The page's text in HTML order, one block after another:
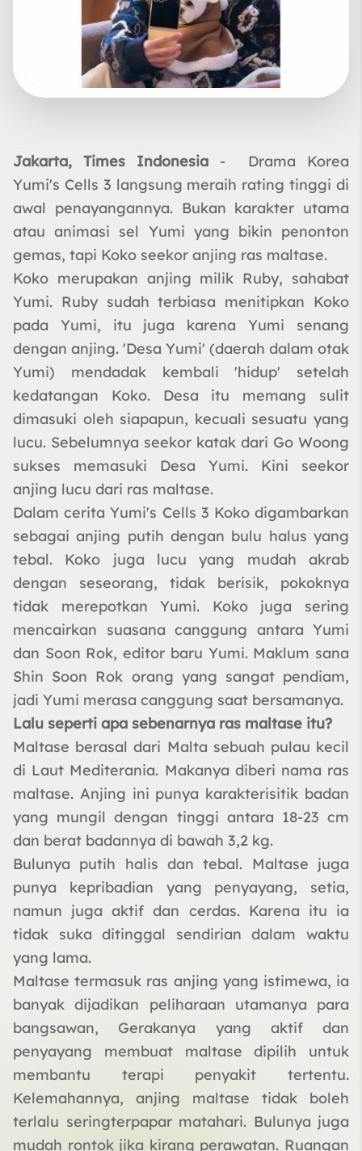
Jakarta, Times Indonesia - Drama Korea
Yumi's Cells 3 langsung meraih rating tinggi di
awal penayangannya. Bukan karakter utama
atau animasi sel Yumi yang bikin penonton
gemas, tapi Koko seekor anjing ras maltase.
Koko merupakan anjing milik Ruby, sahabat
Yumi. Ruby sudah terbiasa menitipkan Koko
pada Yumi, itu juga karena Yumi senang
dengan anjing. 'Desa Yumi' (daerah dalam otak
Yumi) mendadak kembali 'hidup' setelah
kedatangan Koko. Desa itu memang sulit
dimasuki oleh siapapun, kecuali sesuatu yang
lucu. Sebelumnya seekor katak dari Go Woong
sukses memasuki Desa Yumi. Kini seekor
anjing lucu dari ras maltase.
Dalam cerita Yumi's Cells 3 Koko digambarkan
sebagai anjing putih dengan bulu halus yang
tebal. Koko juga lucu yang mudah akrab
dengan seseorang, tidak berisik, pokoknya
tidak merepotkan Yumi. Koko juga sering
mencairkan suasana canggung antara Yumi
dan Soon Rok, editor baru Yumi. Maklum sana
Shin Soon Rok orang yang sangat pendiam,
jadi Yumi merasa canggung saat bersamanya.
Lalu seperti apa sebenarnya ras maltase itu?
Maltase berasal dari Malta sebuah pulau kecil
di Laut Mediterania. Makanya diberi nama ras
maltase. Anjing ini punya karakterisitik badan
yang mungil dengan tinggi antara 18-23 cm
dan berat badannya di bawah 3,2 kg.
Bulunya putih halis dan tebal. Maltase juga
punya kepribadian yang penyayang, setia,
namun juga aktif dan cerdas. Karena itu ia
tidak suka ditinggal sendirian dalam waktu
yang lama.
Maltase termasuk ras anjing yang istimewa, ia
banyak dijadikan peliharaan utamanya para
bangsawan, Gerakanya yang aktif dan
penyayang membuat maltase dipilih untuk
membantu terapi penyakit tertentu.
Kelemahannya, anjing maltase tidak boleh
terlalu seringterpapar matahari. Bulunya juga
mudah rontok jika kirang perawatan. Ruangan